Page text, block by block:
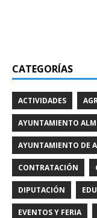
CATEGORÍAS
ACTIVIDADES
AYUNTAMIENTO
AYUNTAMIENTO DE
CONTRATACIÓN
DIPUTACIÓN
EVENTOS Y FERIA